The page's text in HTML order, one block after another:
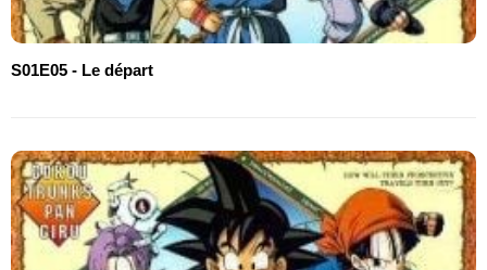
S01E05 - Le départ